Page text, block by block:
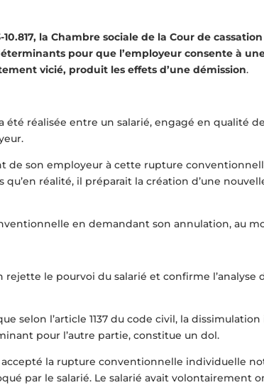
la Chambre sociale de la Cour de
pour que l’employeur consente à
vicié, produit les effets d’une démission.
réalisée entre un salarié, engagé en qualité
de son employeur à cette rupture
réalité, il préparait la création d’une
en demandant son annulation, au
rejette le pourvoi du salarié et confirme l’analyse
selon l’article 1137 du code civil, la
pour l’autre partie, constitue un dol.
accepté la rupture conventionnelle individuelle
par le salarié. Le salarié avait volontairement